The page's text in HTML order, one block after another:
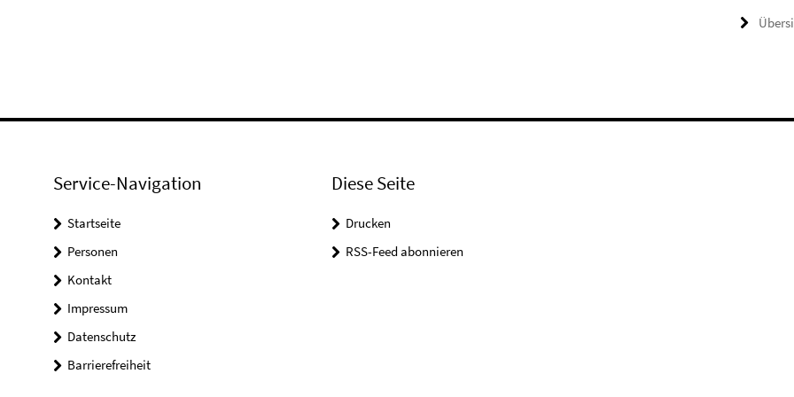
Service-Navigation
Startseite
Personen
Kontakt
Impressum
Datenschutz
Barrierefreiheit
Diese Seite
Drucken
RSS-Feed abonnieren